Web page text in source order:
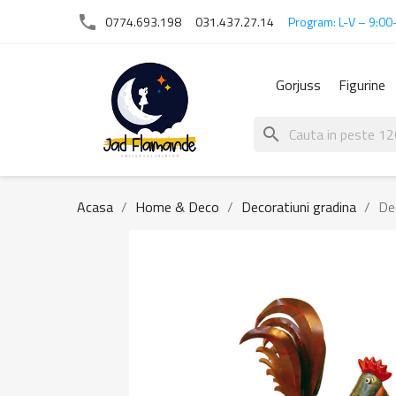
phone 0774.693.198 031.437.27.14 Program: L-V –
Gorjuss Figurine
search
Acasa Home & Deco Decoratiuni gradina